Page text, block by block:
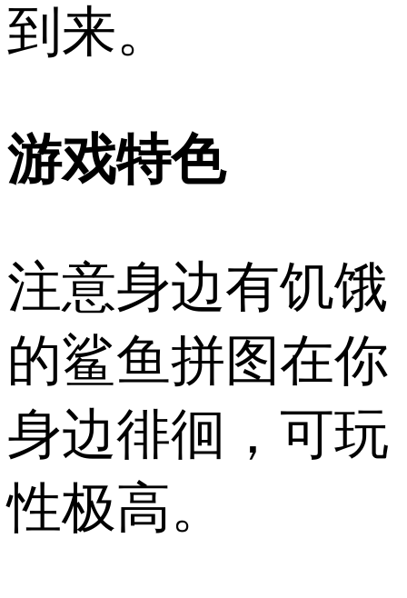
到来。
游戏特色
注意身边有饥饿
的鲨鱼拼图在你
身边徘徊，可玩
性极高。